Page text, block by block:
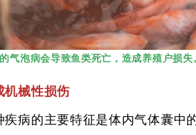
气泡病会导致鱼类死亡，造成养殖户损失
机械性损伤
疾病的主要特征是体内气体囊中